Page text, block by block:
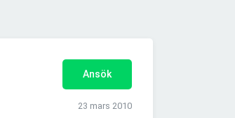
Ansök
23 mars 2010